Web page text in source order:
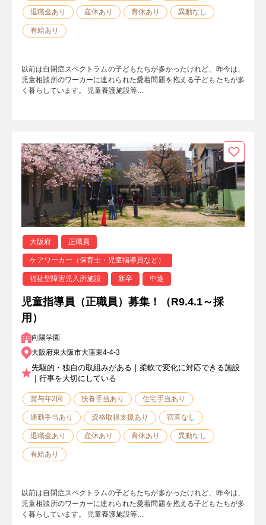
退職金あり 産休あり 育休あり 異動なし
有給あり
以前は自閉症スペクトラムの子どもたちが多かったけれど、昨今は、
児童相談所のワーカーに連れられた愛着問題を抱える子どもたちが多
く暮らしています。 児童養護施設等…
大阪府 正職員
ケアワーカー（保育士・児童指導員など）
福祉型障害児入所施設 新卒 中途
児童指導員（正職員）募集！（R9.4.1～採
用）
向陽学園
大阪府東大阪市大蓮東4-4-3
先駆的・独自の取組みがある｜柔軟で変化に対応できる施設
｜行事を大切にしている
賞与年2回 扶養手当あり 住宅手当あり
通勤手当あり 資格取得支援あり 宿直なし
退職金あり 産休あり 育休あり 異動なし
有給あり
以前は自閉症スペクトラムの子どもたちが多かったけれど、昨今は、
児童相談所のワーカーに連れられた愛着問題を抱える子どもたちが多
く暮らしています。 児童養護施設等…